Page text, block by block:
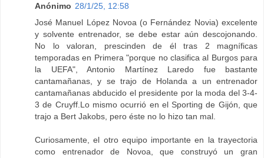
Anónimo 28/1/25, 12:58
José Manuel López Novoa (o Fernández Novia) excelente
y solvente entrenador, se debe estar aún descojonando.
No lo valoran, prescinden de él tras 2 magníficas
temporadas en Primera "porque no clasifica al Burgos para
la UEFA", Antonio Martínez Laredo fue bastante
cantamañanas, y se trajo de Holanda a un entrenador
cantamañanas abducido el presidente por la moda del 3-4-
3 de Cruyff.Lo mismo ocurrió en el Sporting de Gijón, que
trajo a Bert Jakobs, pero éste no lo hizo tan mal.
Curiosamente, el otro equipo importante en la trayectoria
como entrenador de Novoa, que construyó un gran